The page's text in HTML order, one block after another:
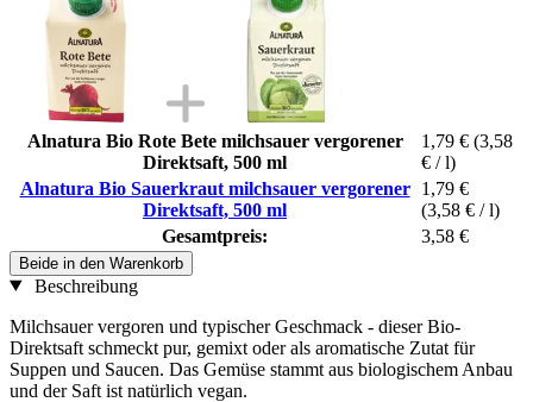
Alnatura Bio Rote Bete milchsauer vergorener
Direktsaft, 500 ml
1,79 € (3,58
€ / l)
Alnatura Bio Sauerkraut milchsauer vergorener
Direktsaft, 500 ml
1,79 €
(3,58 € / l)
Gesamtpreis:
3,58 €
Beide in den Warenkorb
Beschreibung
Milchsauer vergoren und typischer Geschmack - dieser Bio-
Direktsaft schmeckt pur, gemixt oder als aromatische Zutat für
Suppen und Saucen. Das Gemüse stammt aus biologischem Anbau
und der Saft ist natürlich vegan.